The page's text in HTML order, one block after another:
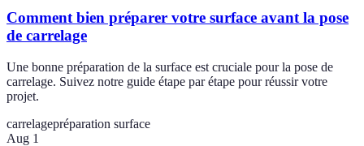
Comment bien préparer votre surface avant la pose
de carrelage
Une bonne préparation de la surface est cruciale pour la pose de
carrelage. Suivez notre guide étape par étape pour réussir votre
projet.
carrelagepréparation surface
Aug 1